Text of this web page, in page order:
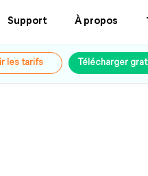
Support À propos
les tarifs Télécharger